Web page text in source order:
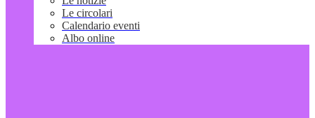
Le circolari
Calendario eventi
Albo online